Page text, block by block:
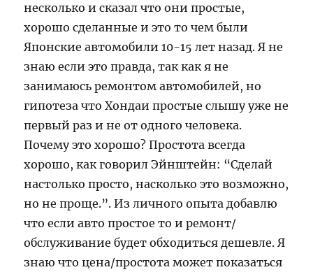
несколько и сказал что они простые,
хорошо сделанные и это то чем были
Японские автомобили 10-15 лет назад. Я не
знаю если это правда, так как я не
занимаюсь ремонтом автомобилей, но
гипотеза что Хондаи простые слышу уже не
первый раз и не от одного человека.
Почему это хорошо? Простота всегда
хорошо, как говорил Эйнштейн: “Сделай
настолько просто, насколько это возможно,
но не проще.”. Из личного опыта добавлю
что если авто простое то и ремонт/
обслуживание будет обходиться дешевле. Я
знаю что цена/простота может показаться